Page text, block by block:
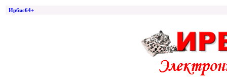
Ирбис64+